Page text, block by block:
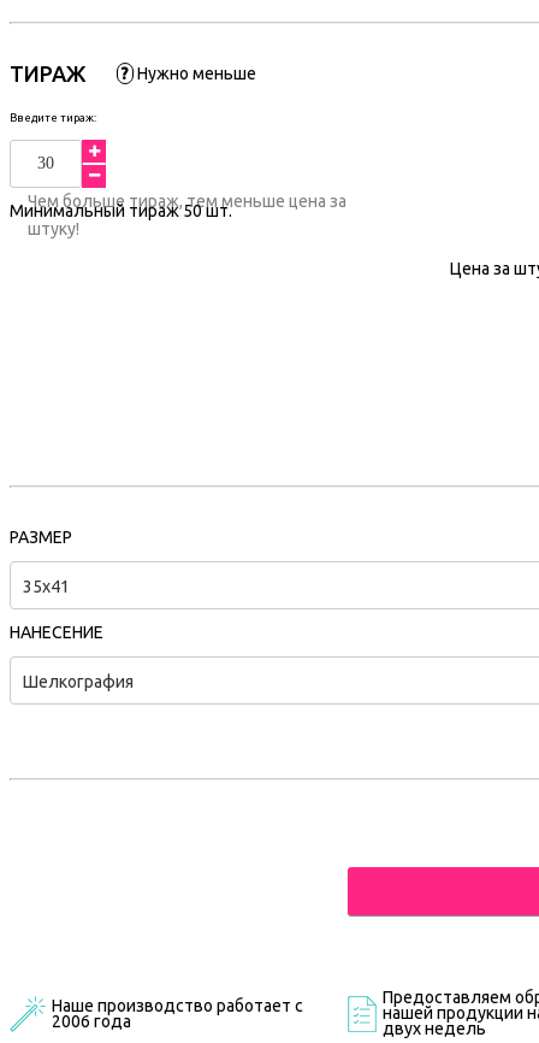
ТИРАЖ ? Нужно меньше
Введите тираж:
Чем больше тираж, тем меньше цена за
штуку!
Минимальный тираж50шт.
Цена за
РАЗМЕР
35x41
НАНЕСЕНИЕ
Шелкография
Наше производство работает с
2006 года
Предоставляем
нашей продукции
двух недель